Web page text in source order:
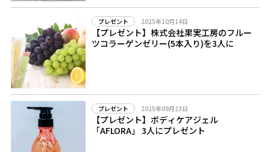
プレゼント 2025年10月14日
【プレゼント】株式会社果実工房のフルー
ツコラーゲンゼリー(5本入り)を3人に
プレゼント 2025年09月23日
【プレゼント】ボディケアジェル
「AFLORA」 3人にプレゼント